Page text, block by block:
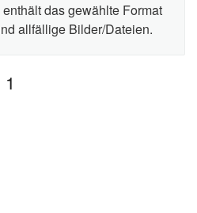
das gewählte Format
allfällige Bilder/Dateien.